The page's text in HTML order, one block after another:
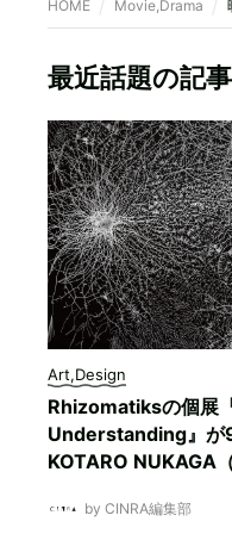
HOME Movie,Drama
最近話題の記事
Art,Design
Rhizomatiksの個展
Understanding』が
KOTARO NUKAGA
by CINRA編集部